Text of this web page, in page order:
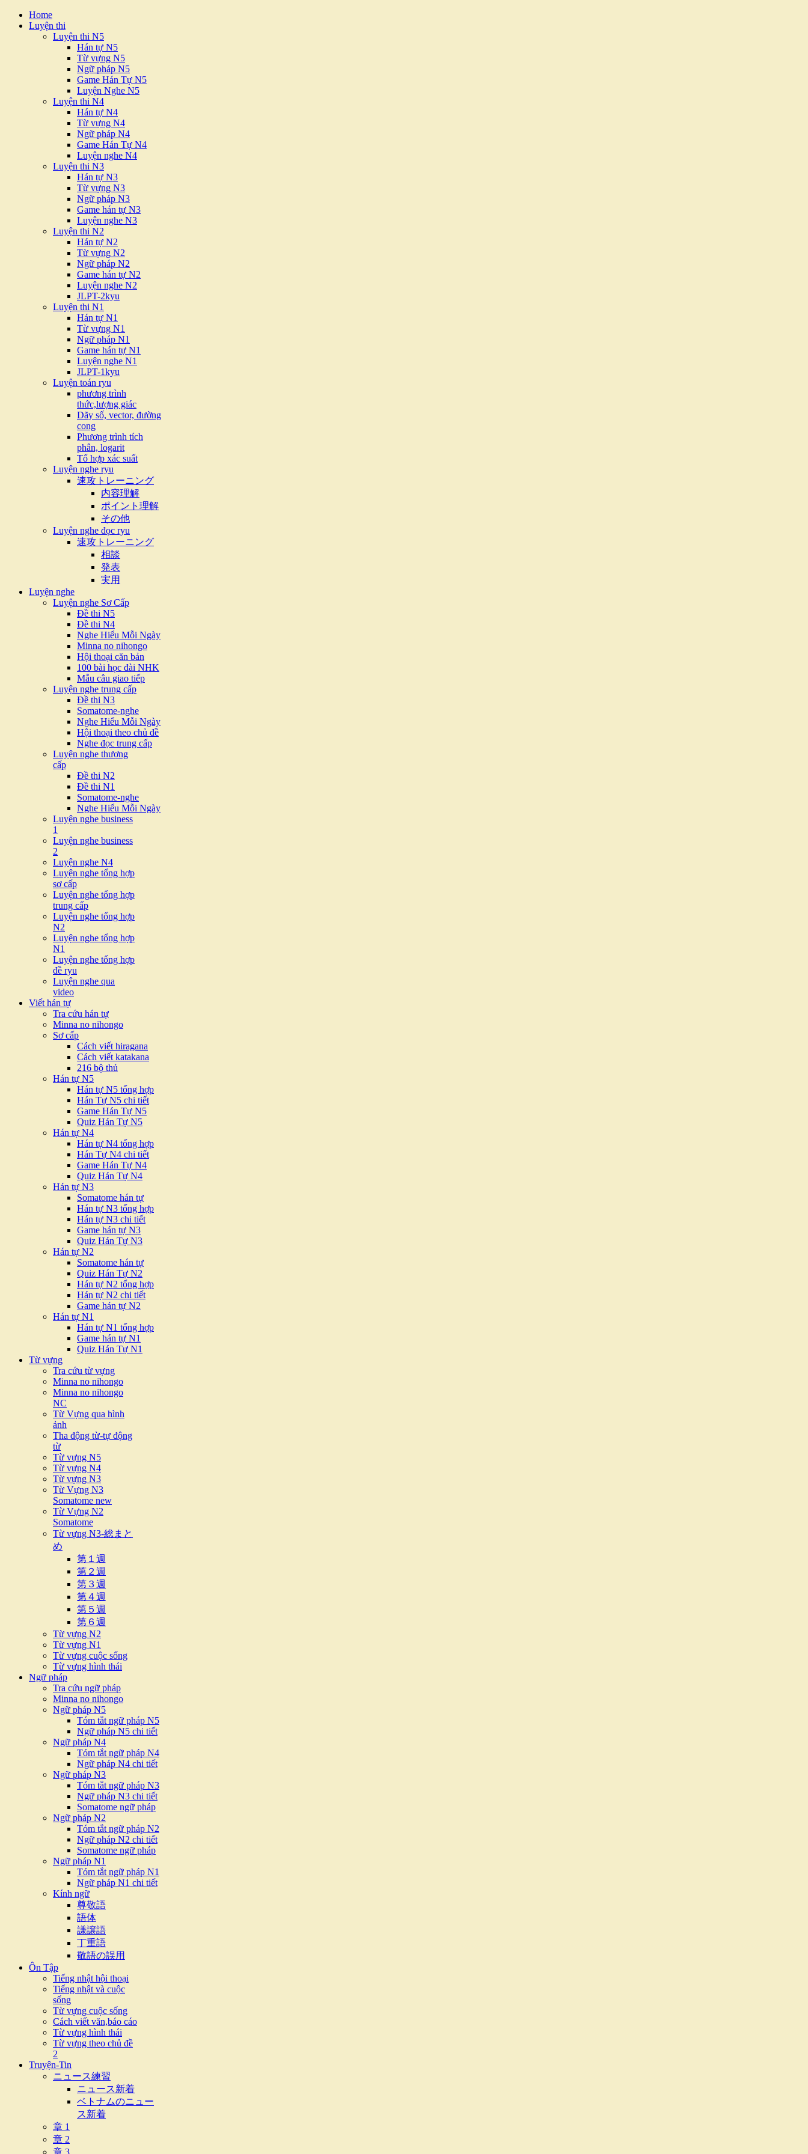
Home
Luyện thi
Luyện thi N5
Hán tự N5
Từ vựng N5
Ngữ pháp N5
Game Hán Tự N5
Luyện Nghe N5
Luyện thi N4
Hán tự N4
Từ vựng N4
Ngữ pháp N4
Game Hán Tự N4
Luyện nghe N4
Luyện thi N3
Hán tự N3
Từ vựng N3
Ngữ pháp N3
Game hán tự N3
Luyện nghe N3
Luyện thi N2
Hán tự N2
Từ vựng N2
Ngữ pháp N2
Game hán tự N2
Luyện nghe N2
JLPT-2kyu
Luyện thi N1
Hán tự N1
Từ vựng N1
Ngữ pháp N1
Game hán tự N1
Luyện nghe N1
JLPT-1kyu
Luyện toán ryu
phương trình
thức,lượng giác
Dãy số, vector, đường
cong
Phương trình tích
phân, logarit
Tổ hợp xác suất
Luyện nghe ryu
速攻トレーニング
内容理解
ポイント理解
その他
Luyện nghe đọc ryu
速攻トレーニング
相談
発表
実用
Luyện nghe
Luyện nghe Sơ Cấp
Đề thi N5
Đề thi N4
Nghe Hiểu Mỗi Ngày
Minna no nihongo
Hội thoại căn bản
100 bài học đài NHK
Mẫu câu giao tiếp
Luyện nghe trung cấp
Đề thi N3
Somatome-nghe
Nghe Hiểu Mỗi Ngày
Hội thoại theo chủ đề
Nghe đọc trung cấp
Luyện nghe thượng
cấp
Đề thi N2
Đề thi N1
Somatome-nghe
Nghe Hiểu Mỗi Ngày
Luyện nghe business
1
Luyện nghe business
2
Luyện nghe N4
Luyện nghe tổng hợp
sơ cấp
Luyện nghe tổng hợp
trung cấp
Luyện nghe tổng hợp
N2
Luyện nghe tổng hợp
N1
Luyện nghe tổng hợp
đề ryu
Luyện nghe qua
video
Viết hán tự
Tra cứu hán tự
Minna no nihongo
Sơ cấp
Cách viết hiragana
Cách viết katakana
216 bộ thủ
Hán tự N5
Hán tự N5 tổng hợp
Hán Tự N5 chi tiết
Game Hán Tự N5
Quiz Hán Tự N5
Hán tự N4
Hán tự N4 tổng hợp
Hán Tự N4 chi tiết
Game Hán Tự N4
Quiz Hán Tự N4
Hán tự N3
Somatome hán tự
Hán tự N3 tổng hợp
Hán tự N3 chi tiết
Game hán tự N3
Quiz Hán Tự N3
Hán tự N2
Somatome hán tự
Quiz Hán Tự N2
Hán tự N2 tổng hợp
Hán tự N2 chi tiết
Game hán tự N2
Hán tự N1
Hán tự N1 tổng hợp
Game hán tự N1
Quiz Hán Tự N1
Từ vựng
Tra cứu từ vựng
Minna no nihongo
Minna no nihongo
NC
Từ Vựng qua hình
ảnh
Tha động từ-tự động
từ
Từ vựng N5
Từ vựng N4
Từ vựng N3
Từ Vựng N3
Somatome new
Từ Vựng N2
Somatome
Từ vựng N3-総まと
め
第１週
第２週
第３週
第４週
第５週
第６週
Từ vựng N2
Từ vựng N1
Từ vựng cuộc sống
Từ vựng hình thái
Ngữ pháp
Tra cứu ngữ pháp
Minna no nihongo
Ngữ pháp N5
Tóm tắt ngữ pháp N5
Ngữ pháp N5 chi tiết
Ngữ pháp N4
Tóm tắt ngữ pháp N4
Ngữ pháp N4 chi tiết
Ngữ pháp N3
Tóm tắt ngữ pháp N3
Ngữ pháp N3 chi tiết
Somatome ngữ pháp
Ngữ pháp N2
Tóm tắt ngữ pháp N2
Ngữ pháp N2 chi tiết
Somatome ngữ pháp
Ngữ pháp N1
Tóm tắt ngữ pháp N1
Ngữ pháp N1 chi tiết
Kính ngữ
尊敬語
語体
謙譲語
丁重語
敬語の誤用
Ôn Tập
Tiếng nhật hội thoại
Tiếng nhật và cuộc
sống
Từ vựng cuộc sống
Cách viết văn,báo cáo
Từ vựng hình thái
Từ vựng theo chủ đề
2
Truyện-Tin
ニュース練習
ニュース新着
ベトナムのニュー
ス新着
章 1
章 2
章 3